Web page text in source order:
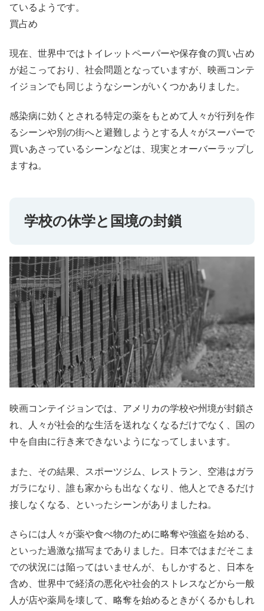
ているようです。
買占め
現在、世界中ではトイレットペーパーや保存食の買い占め
が起こっており、社会問題となっていますが、映画コンテ
イジョンでも同じようなシーンがいくつかありました。
感染病に効くとされる特定の薬をもとめて人々が行列を作
るシーンや別の街へと避難しようとする人々がスーパーで
買いあさっているシーンなどは、現実とオーバーラップし
ますね。
学校の休学と国境の封鎖
映画コンテイジョンでは、アメリカの学校や州境が封鎖さ
れ、人々が社会的な生活を送れなくなるだけでなく、国の
中を自由に行き来できないようになってしまいます。
また、その結果、スポーツジム、レストラン、空港はガラ
ガラになり、誰も家からも出なくなり、他人とできるだけ
接しなくなる、といったシーンがありましたね。
さらには人々が薬や食べ物のために略奪や強盗を始める、
といった過激な描写までありました。日本ではまだそこま
での状況には陥ってはいませんが、もしかすると、日本を
含め、世界中で経済の悪化や社会的ストレスなどから一般
人が店や薬局を壊して、略奪を始めるときがくるかもしれ